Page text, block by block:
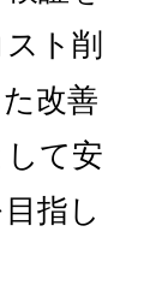
ト削
改善
て安
指し